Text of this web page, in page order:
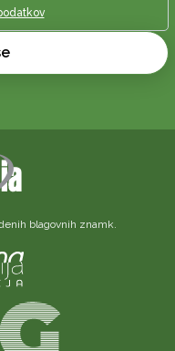
blagovnih znamk.